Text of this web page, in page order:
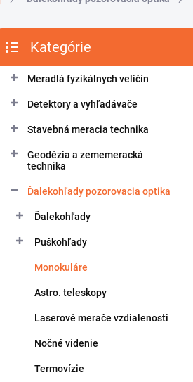
kategórie
Kategórie
Meradlá fyzikálnych veličín
Detektory a vyhľadávače
Stavebná meracia technika
Geodézia a zememeracká
technika
Ďalekohľady pozorovacia optika
Ďalekohľady
Puškohľady
Monokuláre
Astro. teleskopy
Laserové merače vzdialenosti
Nočné videnie
Termovízie